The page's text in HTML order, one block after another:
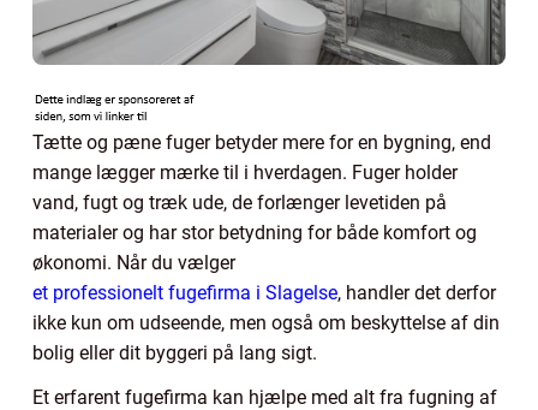
Tætte og pæne fuger betyder mere for en bygning, end
mange lægger mærke til i hverdagen. Fuger holder
vand, fugt og træk ude, de forlænger levetiden på
materialer og har stor betydning for både komfort og
økonomi. Når du vælger
et professionelt fugefirma i Slagelse, handler det derfor
ikke kun om udseende, men også om beskyttelse af din
bolig eller dit byggeri på lang sigt.
Et erfarent fugefirma kan hjælpe med alt fra fugning af